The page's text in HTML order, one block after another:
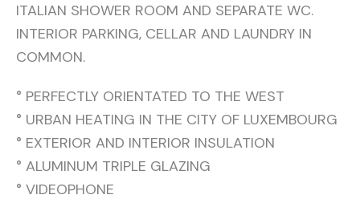
ITALIAN SHOWER ROOM AND SEPARATE WC.
INTERIOR PARKING, CELLAR AND LAUNDRY IN
COMMON.
° PERFECTLY ORIENTATED TO THE WEST
° URBAN HEATING IN THE CITY OF LUXEMBOURG
° EXTERIOR AND INTERIOR INSULATION
° ALUMINUM TRIPLE GLAZING
° VIDEOPHONE